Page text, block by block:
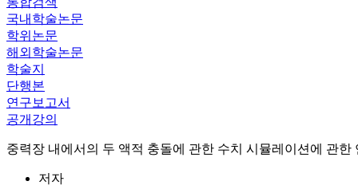
국내학술논문
학위논문
해외학술논문
학술지
단행본
연구보고서
공개강의
중력장 내에서의 두 액적 충돌에 관한 수치 시뮬레이션에 관한
저자